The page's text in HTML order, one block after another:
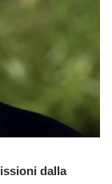
dalla